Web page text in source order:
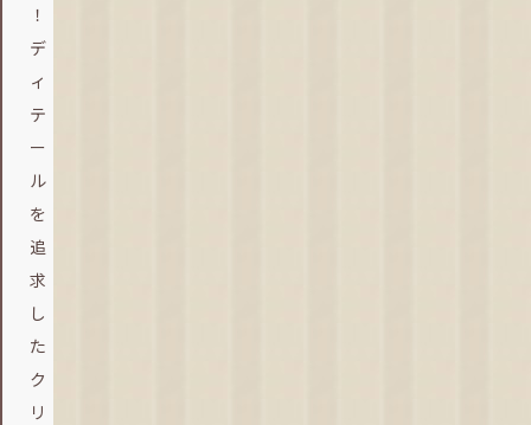
！
デ
ィ
テ
ー
ル
を
追
求
し
た
ク
リ